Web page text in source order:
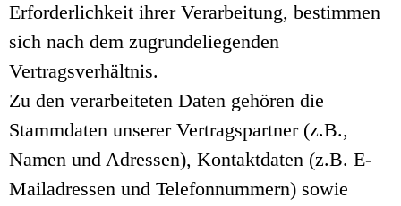
Erforderlichkeit ihrer Verarbeitung, bestimmen
sich nach dem zugrundeliegenden
Vertragsverhältnis.
Zu den verarbeiteten Daten gehören die
Stammdaten unserer Vertragspartner (z.B.,
Namen und Adressen), Kontaktdaten (z.B. E-
Mailadressen und Telefonnummern) sowie